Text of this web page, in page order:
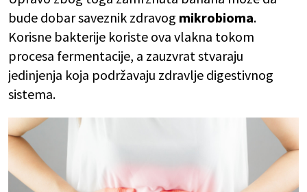
bude dobar saveznik zdravog mikrobioma.
Korisne bakterije koriste ova vlakna tokom
procesa fermentacije, a zauzvrat stvaraju
jedinjenja koja podržavaju zdravlje digestivnog
sistema.